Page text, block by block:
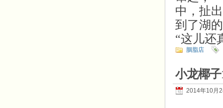
中，扯
到了湖
“这儿还
胭脂店
小龙椰子
2014年10月